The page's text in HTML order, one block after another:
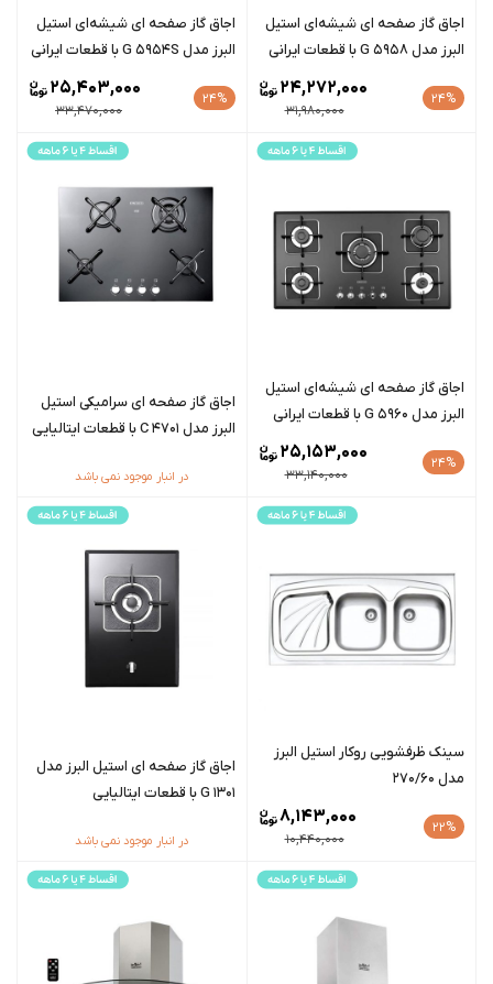
اجاق گاز صفحه ای شیشه‌ای استیل
البرز مدل G 5958 با قطعات ایرانی
24%
31,980,000
24,272,000
اجاق گاز صفحه ای شیشه‌ای استیل
البرز مدل G 5954S با قطعات ایرانی
24%
33,470,000
25,403,000
اجاق گاز صفحه ای شیشه‌ای استیل
البرز مدل G 5960 با قطعات ایرانی
24%
33,140,000
25,153,000
اجاق گاز صفحه ای سرامیکی استیل
البرز مدل C 4701 با قطعات ایتالیایی
در انبار موجود نمی باشد
سينک ظرفشویی روکار استیل البرز
مدل 270/60
22%
10,440,000
8,143,000
اجاق گاز صفحه ای استیل البرز مدل
G 1301 با قطعات ایتالیایی
در انبار موجود نمی باشد